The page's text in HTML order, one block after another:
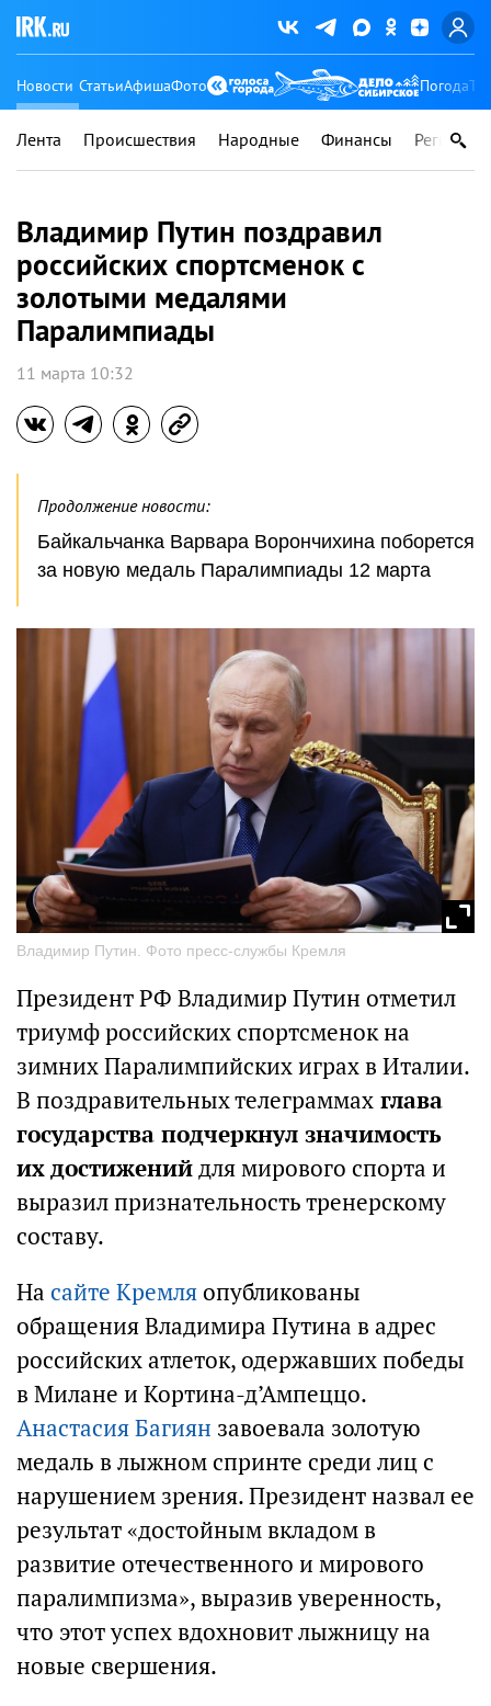
Новости СтатьиАфишаФото Погода
Лента Происшествия Народные Финансы Регионы
Владимир Путин поздравил
российских спортсменок с
золотыми медалями
Паралимпиады
11 марта 10:32
Продолжение новости:
Байкальчанка Варвара Ворончихина поборется
за новую медаль Паралимпиады 12 марта
Владимир Путин. Фото пресс-службы Кремля
Президент РФ Владимир Путин отметил
триумф российских спортсменок на
зимних Паралимпийских играх в Италии.
В поздравительных телеграммах глава
государства подчеркнул значимость
их достиженийдля мирового спорта и
выразил признательность тренерскому
составу.
На сайте Кремляопубликованы
обращения Владимира Путина в адрес
российских атлеток, одержавших победы
в Милане и Кортина-д’Ампеццо.
Анастасия Багиян завоевала золотую
медаль в лыжном спринте среди лиц с
нарушением зрения. Президент назвал ее
результат «достойным вкладом в
развитие отечественного и мирового
паралимпизма», выразив уверенность,
что этот успех вдохновит лыжницу на
новые свершения.